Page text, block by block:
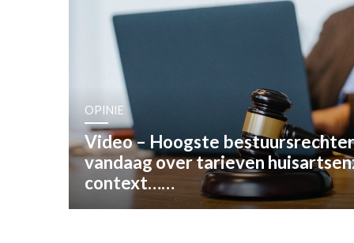
OPINIE
TARIEVEN
MEDISCHE
INLOGGEN
REGISTRATIE
OPINIE
Video – Hoogste
vandaag over tarieven
context……